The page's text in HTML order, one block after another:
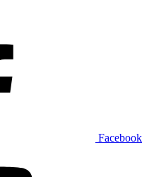
Facebook